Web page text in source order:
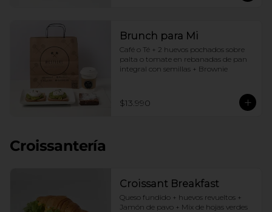
Brunch para Mi
Café o Té + 2 huevos pochados sobre
palta o tomate en rebanadas de pan
integral con semillas + Brownie
$13.990
Croissantería
Croissant Breakfast
Queso fundido + huevos revueltos +
Jamón de pavo + Mix de hojas verdes